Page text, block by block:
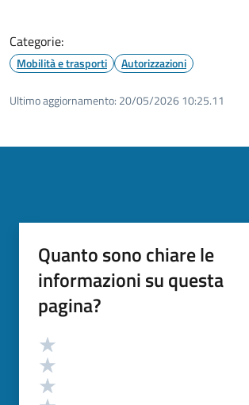
Categorie:
Mobilità e trasporti Autorizzazioni
Ultimo aggiornamento: 20/05/2026 10:25.11
Quanto sono chiare le
informazioni su questa
pagina?
Valutazione